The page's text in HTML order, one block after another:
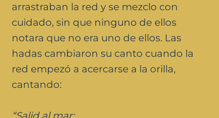
arrastraban la red y se mezclo con
cuidado, sin que ninguno de ellos
notara que no era uno de ellos. Las
hadas cambiaron su canto cuando la
red empezó a acercarse a la orilla,
cantando:
“Salid al mar;